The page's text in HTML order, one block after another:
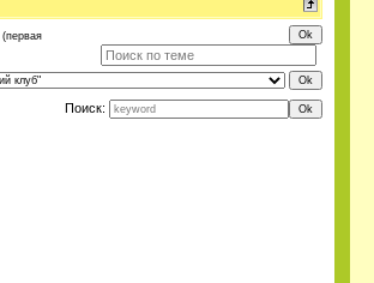
(первая
Поиск: